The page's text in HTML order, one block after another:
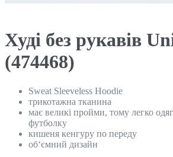
Худі без рукавів
(474468)
Sweat Sleeveless Hoodie
трикотажна тканина
має великі пройми, тому легко
футболку
кишеня кенгуру по переду
об‘ємний дизайн